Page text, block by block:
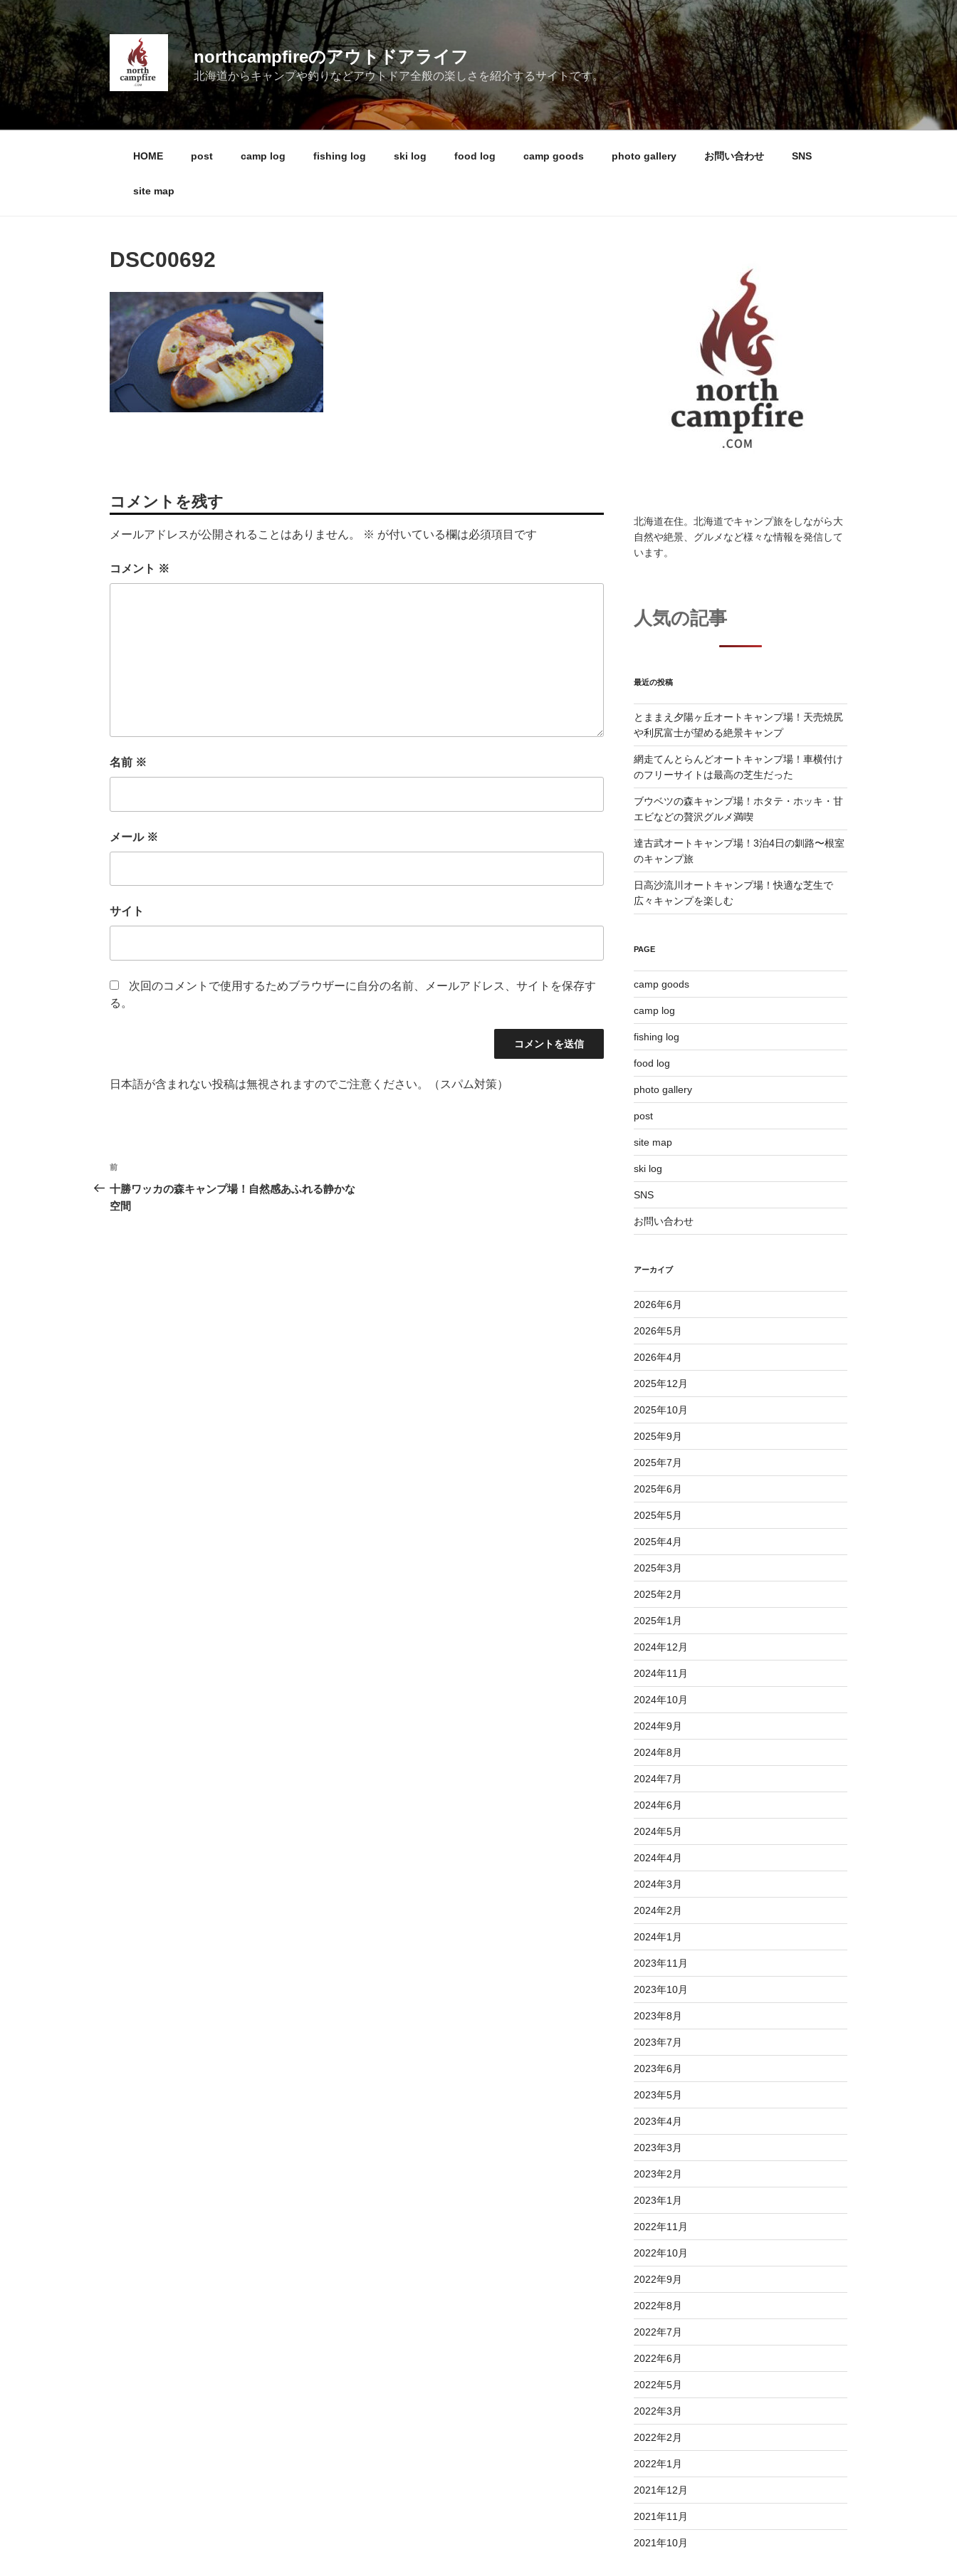
コ
ン
テ
ン
ツ
へ
キ
northcampfireのアウトドアライフ
北海道からキャンプや釣りなどアウトドア全般の楽しさを紹介するサイトです。
HOME post camp log fishing log ski log food log camp goods photo gallery お問い合わせ SNS
site map
DSC00692
コメントを残す
メールアドレスが公開されることはありません。 ※ が付いている欄は必須項目です
コメント ※
名前 ※
メール ※
サイト
次回のコメントで使用するためブラウザーに自分の名前、メールアドレス、サイトを保存す
る。
日本語が含まれない投稿は無視されますのでご注意ください。（スパム対策）
投
稿
ナ
前
の
投
前
十勝ワッカの森キャンプ場！自然感あふれる静かな
空間
北海道在住。北海道でキャンプ旅をしながら大
自然や絶景、グルメなど様々な情報を発信して
います。
人気の記事
最近の投稿
とままえ夕陽ヶ丘オートキャンプ場！天売焼尻
や利尻富士が望める絶景キャンプ
網走てんとらんどオートキャンプ場！車横付け
のフリーサイトは最高の芝生だった
ブウベツの森キャンプ場！ホタテ・ホッキ・甘
エビなどの贅沢グルメ満喫
達古武オートキャンプ場！3泊4日の釧路〜根室
のキャンプ旅
日高沙流川オートキャンプ場！快適な芝生で
広々キャンプを楽しむ
PAGE
camp goods
camp log
fishing log
food log
photo gallery
post
site map
ski log
SNS
お問い合わせ
アーカイブ
2026年6月
2026年5月
2026年4月
2025年12月
2025年10月
2025年9月
2025年7月
2025年6月
2025年5月
2025年4月
2025年3月
2025年2月
2025年1月
2024年12月
2024年11月
2024年10月
2024年9月
2024年8月
2024年7月
2024年6月
2024年5月
2024年4月
2024年3月
2024年2月
2024年1月
2023年11月
2023年10月
2023年8月
2023年7月
2023年6月
2023年5月
2023年4月
2023年3月
2023年2月
2023年1月
2022年11月
2022年10月
2022年9月
2022年8月
2022年7月
2022年6月
2022年5月
2022年3月
2022年2月
2022年1月
2021年12月
2021年11月
2021年10月